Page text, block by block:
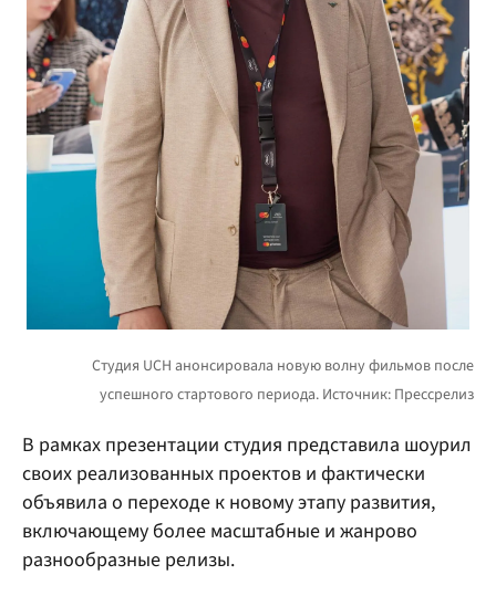
В рамках презентации студия представила шоурил
своих реализованных проектов и фактически
объявила о переходе к новому этапу развития,
включающему более масштабные и жанрово
разнообразные релизы.